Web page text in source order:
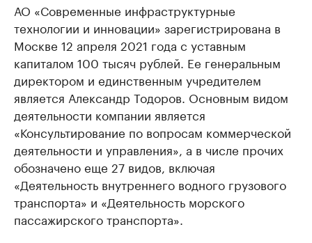
АО «Современные инфраструктурные
технологии и инновации» зарегистрирована в
Москве 12 апреля 2021 года с уставным
капиталом 100 тысяч рублей. Ее генеральным
директором и единственным учредителем
является Александр Тодоров. Основным видом
деятельности компании является
«Консультирование по вопросам коммерческой
деятельности и управления», а в числе прочих
обозначено еще 27 видов, включая
«Деятельность внутреннего водного грузового
транспорта» и «Деятельность морского
пассажирского транспорта».